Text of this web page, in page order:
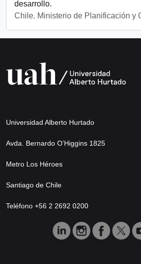
desarrollo.
Chile. Ministerio de Planificación y
Universidad Alberto Hurtado
Avda. Bernardo O’Higgins 1825
Metro Los Héroes
Santiago de Chile
Teléfono +56 2 2692 0200